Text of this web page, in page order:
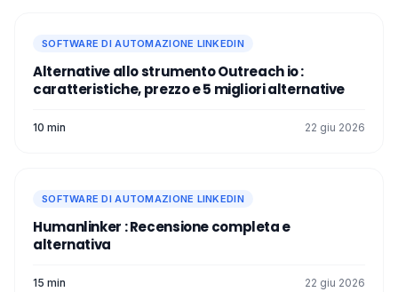
SOFTWARE DI AUTOMAZIONE LINKEDIN
Alternative allo strumento Outreach io :
caratteristiche, prezzo e 5 migliori alternative
10 min 22 giu 2026
SOFTWARE DI AUTOMAZIONE LINKEDIN
Humanlinker : Recensione completa e
alternativa
15 min 22 giu 2026